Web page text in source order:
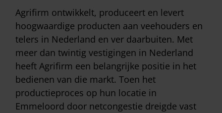
Agrifirm ontwikkelt, produceert en levert
hoogwaardige producten aan veehouders en
telers in Nederland en ver daarbuiten. Met
meer dan twintig vestigingen in Nederland
heeft Agrifirm een belangrijke positie in het
bedienen van die markt. Toen het
productieproces op hun locatie in
Emmeloord door netcongestie dreigde vast